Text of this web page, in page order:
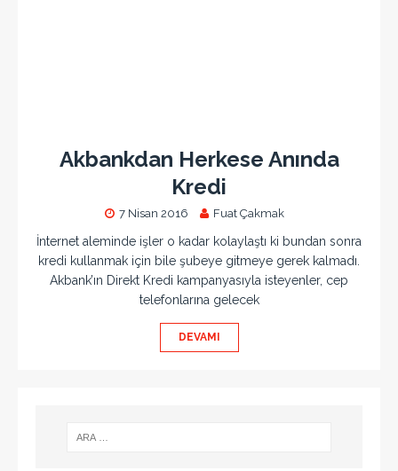
Akbankdan Herkese Anında
Kredi
7 Nisan 2016 Fuat Çakmak
İnternet aleminde işler o kadar kolaylaştı ki bundan sonra
kredi kullanmak için bile şubeye gitmeye gerek kalmadı.
Akbank’ın Direkt Kredi kampanyasıyla isteyenler, cep
telefonlarına gelecek
DEVAMI